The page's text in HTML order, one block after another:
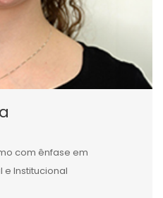
com ênfase em
e Institucional